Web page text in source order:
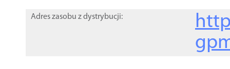
Adres zasobu z dystrybucji: